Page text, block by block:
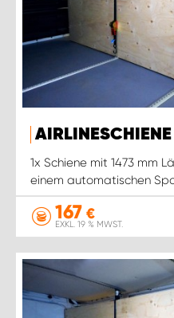
1x Schiene mit 1473 mm
einem automatischen
167 €
EXKL. 19 % MWST.